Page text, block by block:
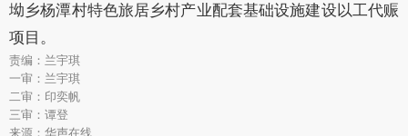
坳乡杨潭村特色旅居乡村产业配套基础设施建设以工代赈
项目。
责编：兰宇琪
一审：兰宇琪
二审：印奕帆
三审：谭登
来源：华声在线